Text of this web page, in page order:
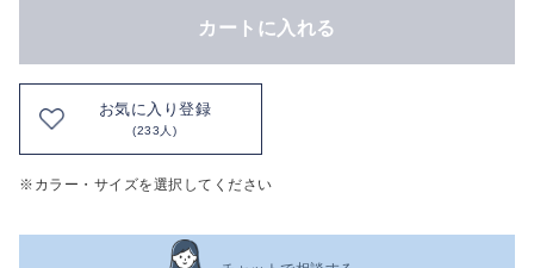
カートに入れる
お気に入り登録
(233人)
※カラー・サイズを選択してください